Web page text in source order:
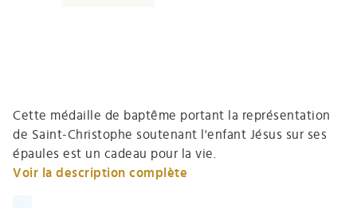
Cette médaille de baptême portant la représentation
de Saint-Christophe soutenant l'enfant Jésus sur ses
épaules est un cadeau pour la vie.
Voir la description complète